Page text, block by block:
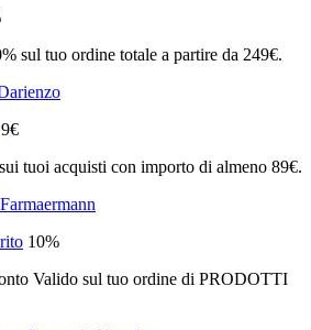
sul tuo ordine totale a partire da 249€.
9€
tuoi acquisti con importo di almeno 89€.
10%
Valido sul tuo ordine di PRODOTTI